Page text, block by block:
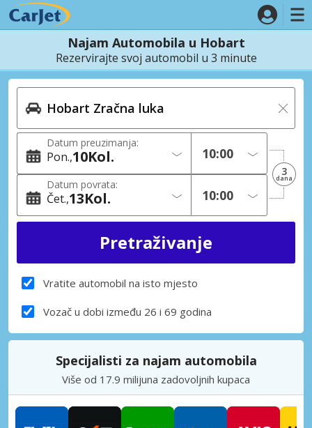
Najam Automobila u Hobart
Rezervirajte svoj automobil u 3 minute
Datum preuzimanja:
Pon. 10Kol.
Datum povrata:
Čet. 13Kol.
3
dana
Vratite automobil na isto mjesto
Vozač u dobi između 26 i 69 godina
Specijalisti za najam automobila
Više od 17.9 milijuna zadovoljnih kupaca